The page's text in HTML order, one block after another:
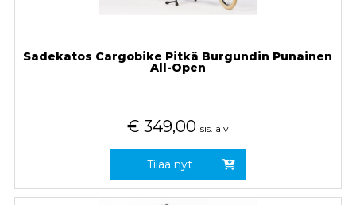
Sadekatos Cargobike Pitkä Burgundin Punainen
All-Open
€ 349,00 sis. alv
Tilaa nyt